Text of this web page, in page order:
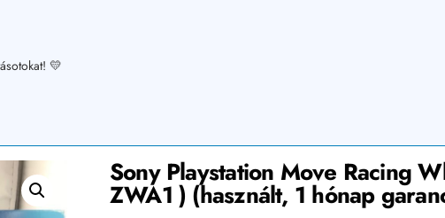
💛
Sony Playstation Move Racing
ZWA1 ) (használt, 1 hónap